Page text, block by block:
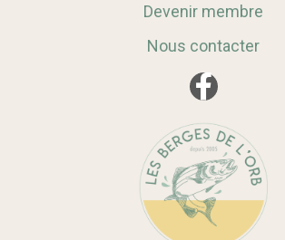
Devenir membre
Nous contacter